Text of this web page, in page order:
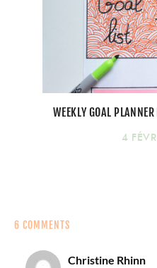
WEEKLY GOAL
4
6 COMMENTS
Christine Rhinn